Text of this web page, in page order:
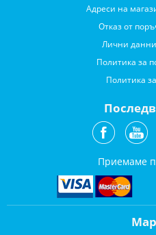
Адреси на
Отказ от
Лични данни
Политика за
Политика
Приемаме